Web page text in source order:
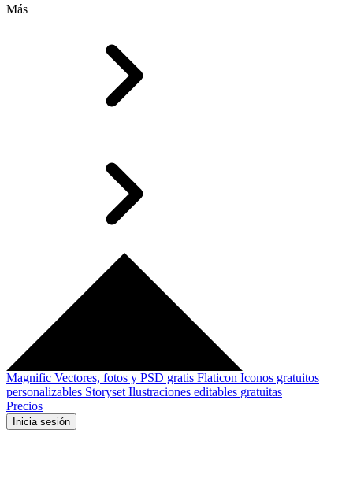
Más
Magnific Vectores, fotos y PSD gratis Flaticon Iconos gratuitos
personalizables Storyset Ilustraciones editables gratuitas
Precios
Inicia sesión